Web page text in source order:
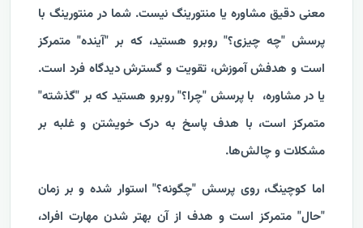
معنی دقیق مشاوره یا منتورینگ نیست. شما در منتورینگ با
پرسش "چه چیزی؟" روبرو هستید، که بر "آینده" متمرکز
است و هدفش آموزش، تقویت و گسترش دیدگاه فرد است.
یا در مشاوره، با پرسش "چرا؟" روبرو هستید که بر "گذشته"
متمرکز است، با هدف پاسخ به درک خویشتن و غلبه بر
مشکلات و چالش‌ها.
اما کوچینگ، روی پرسش "چگونه؟" استوار شده و بر زمان
"حال" متمرکز است و هدف از آن بهتر شدن مهارت افراد،